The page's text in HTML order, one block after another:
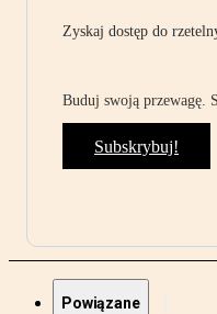
Zyskaj dostęp do
Buduj swoją przewagę.
Subskrybuj!
Powiązane